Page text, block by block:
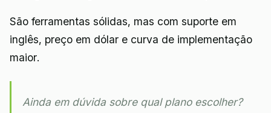
São ferramentas sólidas, mas com suporte em
inglês, preço em dólar e curva de implementação
maior.
Ainda em dúvida sobre qual plano escolher?